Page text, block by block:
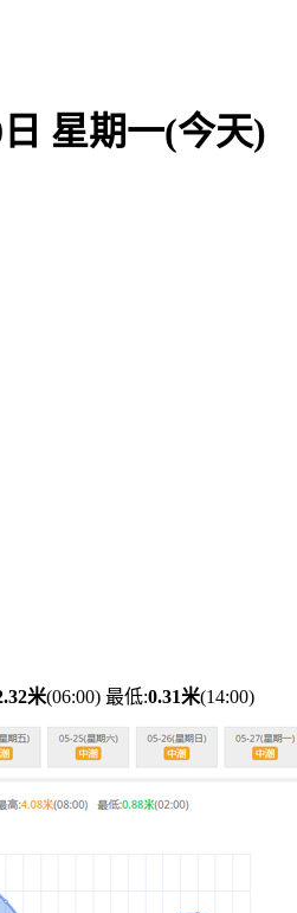
星期一(今天)
米(06:00) 最低:0.31米(14:00)